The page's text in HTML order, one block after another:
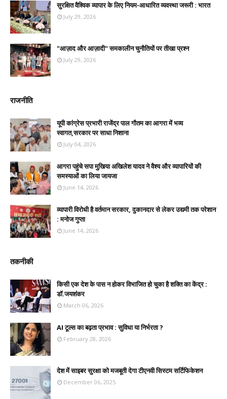
सुरक्षित वैश्विक व्यापार के लिए नियम-आधारित व्यवस्था जरूरी : भारत
July 29, 2026
"आज़ाद और आज़ादी" समकालीन चुनौतियों पर तीखा प्रश्न
July 29, 2026
राजनीति
यूपी कांग्रेस प्रभारी राजेंद्र पाल गौतम का आगरा में भव्य
स्वागत,सरकार पर साधा निशाना
July 04, 2026
आगरा पहुंचे सपा मुखिया अखिलेश यादव ने वैश्य और व्यापारियों की
समस्याओं का लिया जायजा
June 14, 2026
व्यापारी विरोधी है वर्तमान सरकार, दुकानदार से लेकर उद्यमी तक परेशान
: मनोज गुप्ता
June 14, 2026
तकनीकी
किसी एक देश के पास न होकर विभाजित हो चुका है शक्ति का केंद्र :
डॉ.जयशंकर
March 06, 2026
AI टूल्स का बढ़ता प्रभाव : सुविधा या निर्भरता ?
February 28, 2026
देश में साइबर सुरक्षा को मजबूती देगा टीएनवी सिस्टम सर्टिफिकेशन
December 06, 2025